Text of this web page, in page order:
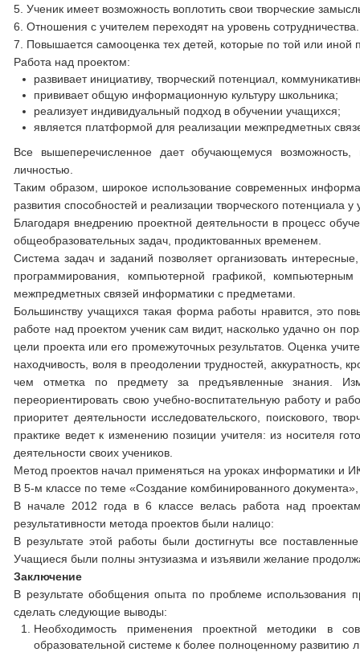
5. Ученик имеет возможность воплотить свои творческие
6. Отношения с учителем переходят на уровень сотрудничества.
7. Повышается самооценка тех детей, которые по той или
Работа над проектом:
развивает инициативу, творческий потенциал,
прививает общую информационную культуру школьника;
реализует индивидуальный подход в обучении учащихся;
является платформой для реализации межпредметных
Все вышеперечисленное дает обучающемуся
личностью.
Таким образом, широкое использование современных
развития способностей и реализации творческого потенциала у
Благодаря внедрению проектной деятельности в процесс
общеобразовательных задач, продиктованных временем.
Система задач и заданий позволяет организовать
программирования, компьютерной графикой,
межпредметных связей информатики с предметами.
Большинству учащихся такая форма работы нравится, это
работе над проектом ученик сам видит, насколько удачно он
цели проекта или его промежуточных результатов. Оценка
находчивость, воля в преодолении трудностей, аккуратность,
чем отметка по предмету за предъявленные знания.
переориентировать свою учебно-воспитательную работу и
приоритет деятельности исследовательского, поискового,
практике ведет к изменению позиции учителя: из носителя
деятельности своих учеников.
Метод проектов начал применяться на уроках информатики и
В 5-м классе по теме «Создание комбинированного
В начале 2012 года в 6 классе велась работа над
результативности метода проектов были налицо:
В результате этой работы были достигнуты все
Учащиеся были полны энтузиазма и изъявили желание
Заключение
В результате обобщения опыта по проблеме использования
сделать следующие выводы:
Необходимость применения проектной методики в
образовательной системе к более полноценному развитию